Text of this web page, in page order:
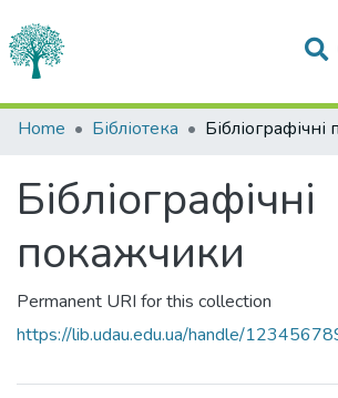
Statistics
All of DSpace
Home Бібліотека
Бібліографічні
покажчики
Permanent URI for this collection
https://lib.udau.edu.ua/handle/